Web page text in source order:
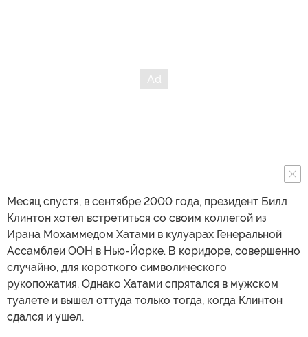
Месяц спустя, в сентябре 2000 года, президент Билл
Клинтон хотел встретиться со своим коллегой из
Ирана Мохаммедом Хатами в кулуарах Генеральной
Ассамблеи ООН в Нью-Йорке. В коридоре, совершенно
случайно, для короткого символического
рукопожатия. Однако Хатами спрятался в мужском
туалете и вышел оттуда только тогда, когда Клинтон
сдался и ушел.